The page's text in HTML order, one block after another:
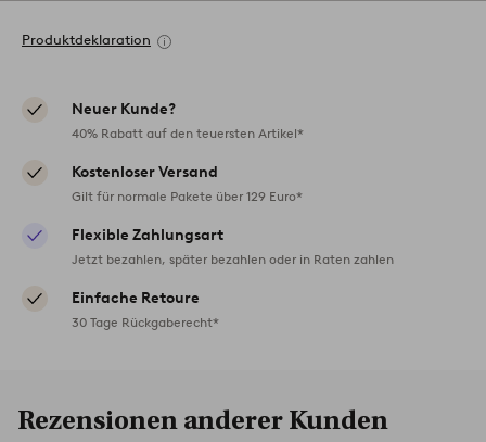
Produktdeklaration
Neuer Kunde?
40% Rabatt auf den teuersten Artikel*
Kostenloser Versand
Gilt für normale Pakete über 129 Euro*
Flexible Zahlungsart
Jetzt bezahlen, später bezahlen oder in Raten zahlen
Einfache Retoure
30 Tage Rückgaberecht*
Rezensionen anderer Kunden